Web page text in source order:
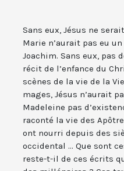
Sans eux, Jésus ne
Marie n’aurait pas eu
Joachim. Sans eux, pas
récit de l’enfance du
scènes de la vie de la
mages, Jésus n’aurait
Madeleine pas
raconté la vie des
ont nourri depuis des
occidental ... Que sont
reste-t-il de ces écrits